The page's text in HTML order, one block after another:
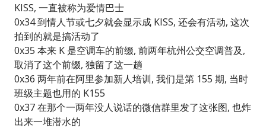
KISS, 一直被称为爱情巴士
0x34 到情人节或七夕就会显示成 KISS, 还会有活动, 这次
拍到的就是搞活动了
0x35 本来 K 是空调车的前缀, 前两年杭州公交空调普及,
取消了这个前缀, 独留了这一趟
0x36 两年前在阿里参加新人培训, 我们是第 155 期, 当时
班级主题也用的 K155
0x37 在那个一两年没人说话的微信群里发了这张图, 也炸
出来一堆潜水的